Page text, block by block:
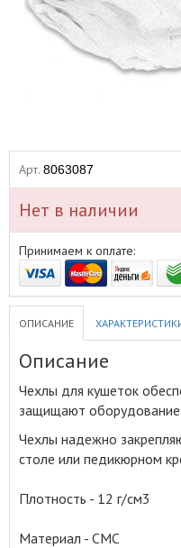
Арт. 8063087
Нет в наличии
Принимаем к оплате:
ОПИСАНИЕ
Описание
Чехлы для кушеток
защищают оборудование.
Чехлы надежно
столе или педикюрном
Плотность - 12 г/см3
Материал - СМС